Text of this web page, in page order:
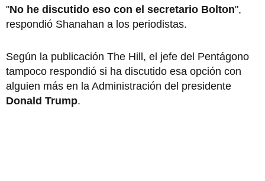
"No he discutido eso con el secretario Bolton",
respondió Shanahan a los periodistas.
Según la publicación The Hill, el jefe del Pentágono
tampoco respondió si ha discutido esa opción con
alguien más en la Administración del presidente
Donald Trump.